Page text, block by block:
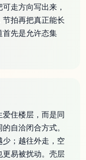
走方向写出来，
拍再把真正能长
先是允许态集
住楼层，而是同
自洽闭合方式。
；越往外走，空
易被扰动。壳层